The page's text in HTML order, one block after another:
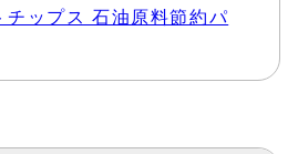
チップス 石油原料節約パ